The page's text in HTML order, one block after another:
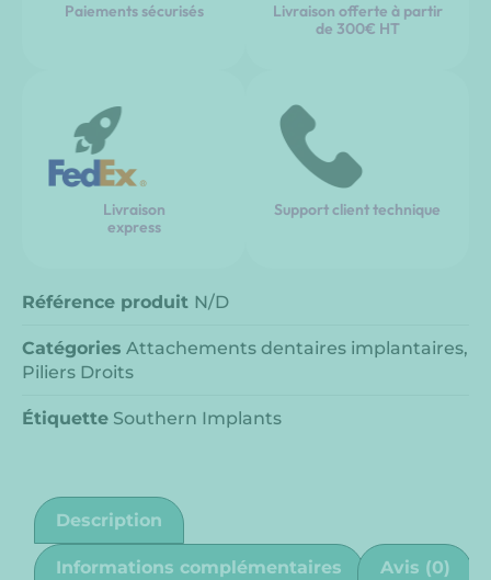
Paiements sécurisés
Livraison offerte à partir
de 300€ HT
Livraison
express
Support client technique
Référence produit N/D
Catégories Attachements dentaires implantaires,
Piliers Droits
Étiquette Southern Implants
Description
Informations complémentaires Avis (0)